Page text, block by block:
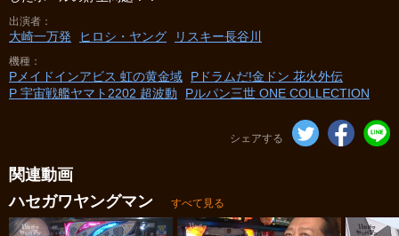
出演者
大崎一万発 ヒロシ・ヤング リスキー長谷川
機種
Pメイドインアビス 虹の黄金域
Pドラムだ!金ドン 花火外伝
P 宇宙戦艦ヤマト2202 超波動
Pルパン三世 ONE COLLECTION
シェアする
関連動画
ハセガワヤングマン
すべて見る